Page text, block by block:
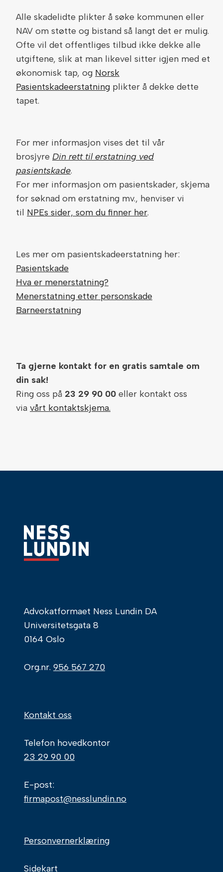
Alle skadelidte plikter å søke kommunen eller
NAV om støtte og bistand så langt det er mulig.
Ofte vil det offentliges tilbud ikke dekke alle
utgiftene, slik at man likevel sitter igjen med et
økonomisk tap, og Norsk
Pasientskadeerstatning plikter å dekke dette
tapet.
For mer informasjon vises det til vår
brosjyre Din rett til erstatning ved
pasientskade.
For mer informasjon om pasientskader, skjema
for søknad om erstatning mv., henviser vi
til NPEs sider, som du finner her.
Les mer om pasientskadeerstatning her:
Pasientskade
Hva er menerstatning?
Menerstatning etter personskade
Barneerstatning
Ta gjerne kontakt for en gratis samtale om
din sak!
Ring oss på 23 29 90 00 eller kontakt oss
via vårt kontaktskjema.
Advokatformaet Ness Lundin DA
Universitetsgata 8
0164 Oslo
Org.nr. 956 567 270
Kontakt oss
Telefon hovedkontor
23 29 90 00
E-post:
firmapost@nesslundin.no
Personvernerklæring
Sidekart